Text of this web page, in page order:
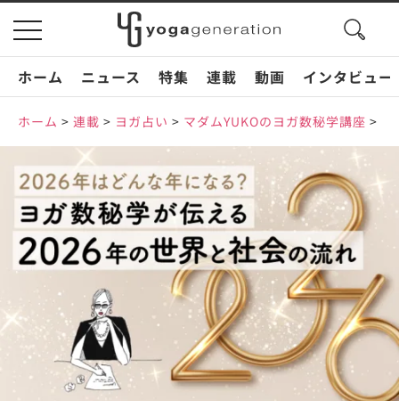
toggle
navigation
search
ホーム
ニュース 特集 連載 動画 インタビュー
ホーム > 連載 > ヨガ占い > マダムYUKOのヨガ数秘学講座 >